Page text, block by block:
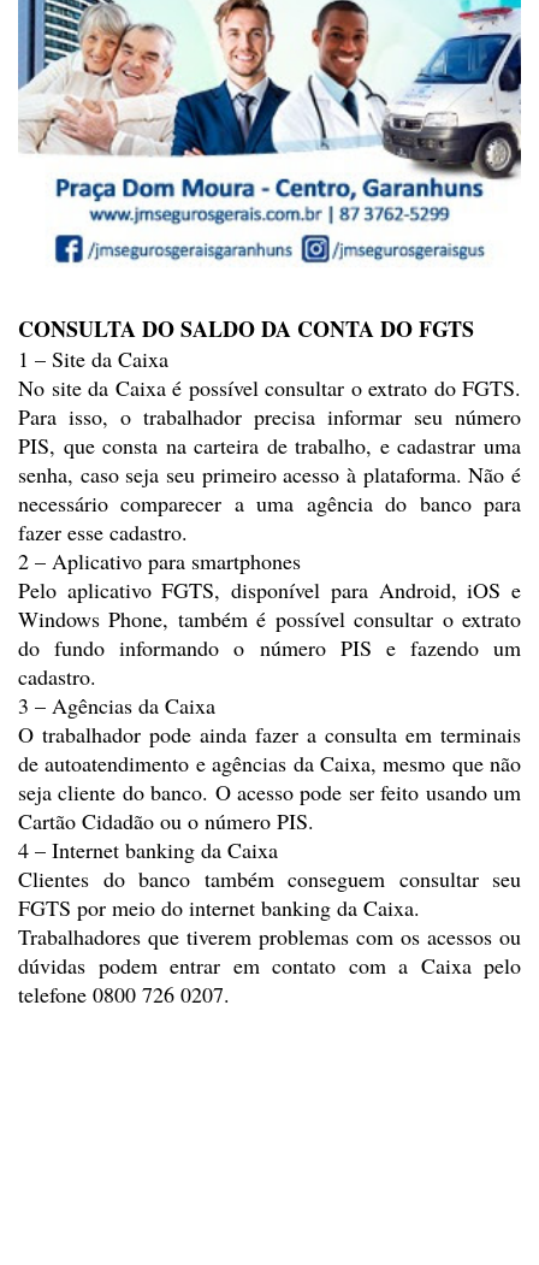
CONSULTA DO SALDO DA CONTA DOFGTS
1 – Site da Caixa
No site da Caixa é possívelconsultar o extrato do FGTS.
Para isso, o trabalhador precisa informar seu número
PIS, que consta na carteira de trabalho, e cadastrar uma
senha, casoseja seu primeiro acesso à plataforma. Não é
necessário comparecer a uma agência do banco para
fazer esse cadastro.
2 – Aplicativo para smartphones
Pelo aplicativo FGTS, disponível para Android, iOS e
Windows Phone, também é possível consultar oextrato
do fundo informando o número PIS e fazendo um
cadastro.
3 – Agências da Caixa
O trabalhador pode ainda fazer a consulta em terminais
de autoatendimento e agências da Caixa, mesmo que não
seja cliente do banco. O acesso pode ser feito usando um
Cartão Cidadão ou o número PIS.
4 – Internet banking da Caixa
Clientes do banco tambémconseguem consultar seu
FGTS por meio do internet banking da Caixa.
Trabalhadores que tiverem problemas com os acessos ou
dúvidas podem entrar em contato com a Caixa pelo
telefone 0800 726 0207.